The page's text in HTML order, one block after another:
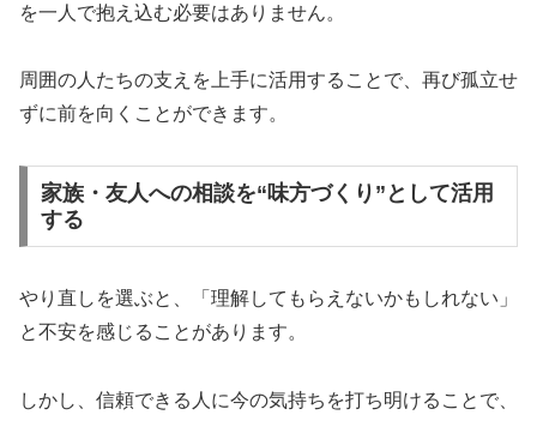
を一人で抱え込む必要はありません。
周囲の人たちの支えを上手に活用することで、再び孤立せ
ずに前を向くことができます。
家族・友人への相談を“味方づくり”として活用
する
やり直しを選ぶと、「理解してもらえないかもしれない」
と不安を感じることがあります。
しかし、信頼できる人に今の気持ちを打ち明けることで、